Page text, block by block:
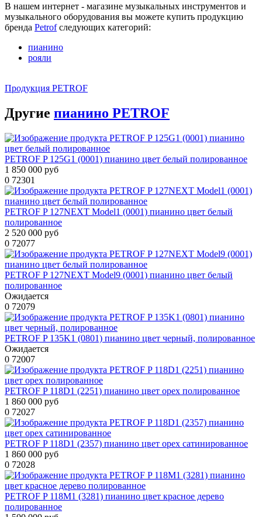
В нашем интернет - магазине музыкальных инструментов и
музыкального оборудования вы можете купить продукцию
бренда Petrofследующих категорий:
пианино
рояли
Продукция PETROF
Другие пианино PETROF
PETROF P 125G1 (0001) пианино цвет белый полированное
1 850 000 руб
0 72301
PETROF P 127NEXT Model1 (0001) пианино цвет белый
полированное
2 520 000 руб
0 72077
PETROF P 127NEXT Model9 (0001) пианино цвет белый
полированное
Ожидается
0 72079
PETROF P 135K1 (0801) пианино цвет черный, полированное
Ожидается
0 72007
PETROF P 118D1 (2251) пианино цвет орех полированное
1 860 000 руб
0 72027
PETROF P 118D1 (2357) пианино цвет орех сатинированное
1 860 000 руб
0 72028
PETROF P 118M1 (3281) пианино цвет красное дерево
полированное